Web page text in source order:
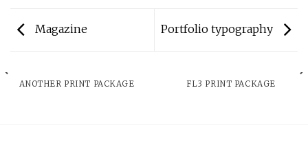
Magazine Portfolio typography
ANOTHER PRINT PACKAGE FL3 PRINT PACKAGE